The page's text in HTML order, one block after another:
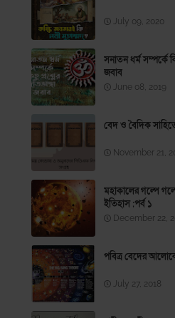
July 09, 2020
সনাতন ধর্ম সম্পর্কে
জবাব
June 08, 2019
বেদ ও বৈদিক
November 21,
মহাকালের গল্পে
ইতিহাস ;পর্ব ১
December 22,
পবিত্র বেদের আলোকে
July 27, 2018